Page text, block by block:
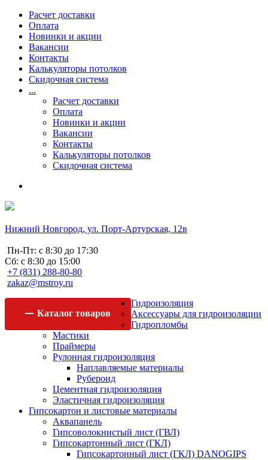
Расчет доставки
Оплата
Новинки и акции
Вакансии
Контакты
Калькуляторы потолков
Скидочная система
...
Расчет доставки
Оплата
Новинки и акции
Вакансии
Контакты
Калькуляторы потолков
Скидочная система
Нижний Новгород, ул. Порт-Артурская, 12в
Пн-Пт: с 8:30 до 17:30
Сб: с 8:30 до 15:00
+7 (831) 288-80-80
zakaz@mstroy.ru
Каталог товаров
Гидроизоляция
Аксессуары для гидроизоляции
Гидропломбы
Мастики
Праймеры
Рулонная гидроизоляция
Наплавляемые материалы
Рубероид
Цементная гидроизоляция
Эластичная гидроизоляция
Гипсокартон и листовые материалы
Аквапанель
Гипсоволокнистый лист (ГВЛ)
Гипсокартонный лист (ГКЛ)
Гипсокартонный лист (ГКЛ) DANOGIPS